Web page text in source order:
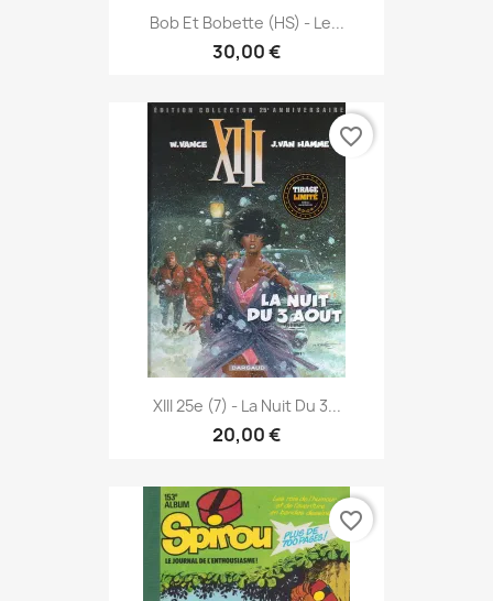
Bob Et Bobette (HS) - Le...
30,00 €
XIII 25e (7) - La Nuit Du 3...
20,00 €
favorite_border
favorite_border